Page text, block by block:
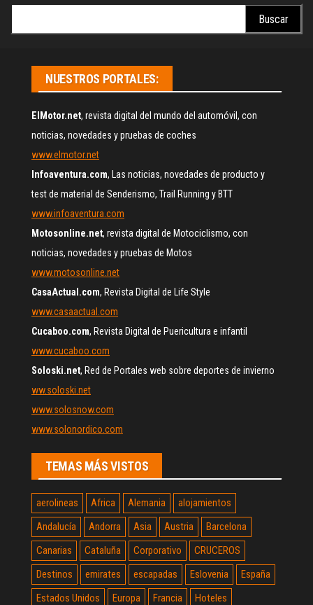
NUESTROS PORTALES:
ElMotor.net, revista digital del mundo del automóvil, con
noticias, novedades y pruebas de coches
www.elmotor.net
Infoaventura.com, Las noticias, novedades de producto y
test de material de Senderismo, Trail Running y BTT
www.infoaventura.com
Motosonline.net, revista digital de Motociclismo, con
noticias, novedades y pruebas de Motos
www.motosonline.net
CasaActual.com, Revista Digital de Life Style
www.casaactual.com
Cucaboo.com, Revista Digital de Puericultura e infantil
www.cucaboo.com
Soloski.net, Red de Portales web sobre deportes de invierno
ww.soloski.net
www.solosnow.com
www.solonordico.com
TEMAS MÁS VISTOS
aerolineas Africa Alemania
alojamientos
Andalucía
Andorra Asia Austria
Barcelona
Canarias
Cataluña Corporativo
CRUCEROS
Destinos
emirates escapadas Eslovenia
España
Estados Unidos
Europa Francia
Hoteles